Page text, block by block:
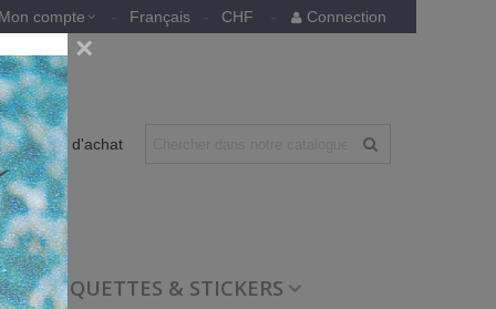
Mon compte Français CHF Connection
0
Panier d'achat
ETIQUETTES & STICKERS
×